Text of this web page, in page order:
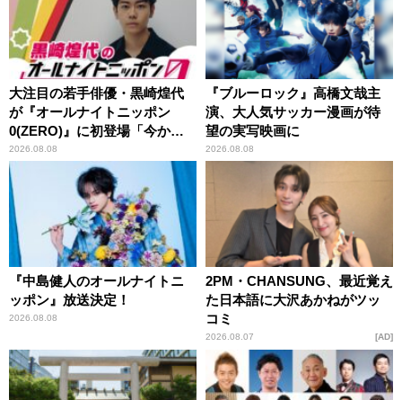
大注目の若手俳優・黒崎煌代
が『オールナイトニッポン
0(ZERO)』に初登場「今から
とてもワクワクしておりま
す！」
2026.08.08
『ブルーロック』高橋文哉主
演、大人気サッカー漫画が待
望の実写映画に
2026.08.08
『中島健人のオールナイトニ
ッポン』放送決定！
2026.08.08
2PM・CHANSUNG、最近覚え
た日本語に大沢あかねがツッ
コミ
2026.08.07 AD